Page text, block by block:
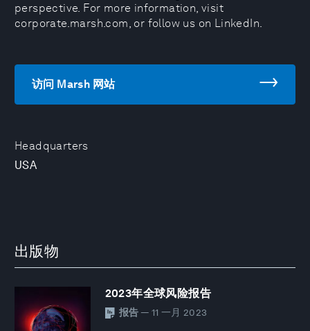
Headquarters
USA
perspective. For more information, visit
corporate.marsh.com, or follow us on LinkedIn.
访问 Marsh 网站
出版物
2023年全球风险报告
报告 — 11 一月 2023